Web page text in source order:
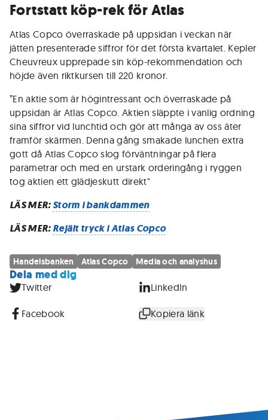
Fortstatt köp-rek för Atlas
Atlas Copco överraskade på uppsidan i veckan när
jätten presenterade siffror för det första kvartalet. Kepler
Cheuvreux upprepade sin köp-rekommendation och
höjde även riktkursen till 220 kronor.
”En aktie som är högintressant och överraskade på
uppsidan är Atlas Copco. Aktien släppte i vanlig ordning
sina siffror vid lunchtid och gör att många av oss äter
framför skärmen. Denna gång smakade lunchen extra
gott då Atlas Copco slog förväntningar på flera
parametrar och med en urstark orderingång i ryggen
tog aktien ett glädjeskutt direkt"
LÄS MER:Storm i bankdammen
LÄS MER:Rejält tryck i Atlas Copco
Handelsbanken Atlas Copco Media och analyshus
Dela med dig
Twitter LinkedIn
Facebook Kopiera länk